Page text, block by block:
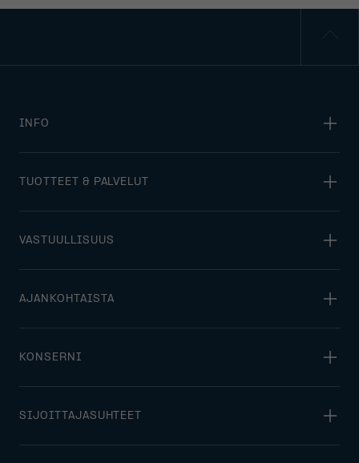
INFO
TUOTTEET & PALVELUT
VASTUULLISUUS
AJANKOHTAISTA
KONSERNI
SIJOITTAJASUHTEET